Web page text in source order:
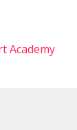
Tjekliste
Nyheder
Academy